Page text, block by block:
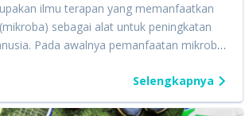
ilmu terapan yang memanfaatkan
sebagai alat untuk peningkatan
Pada awalnya pemanfaatan mikroba
pengetahuan, mikroba pun banyak
manusia yang lainnya seperti
Selengkapnya